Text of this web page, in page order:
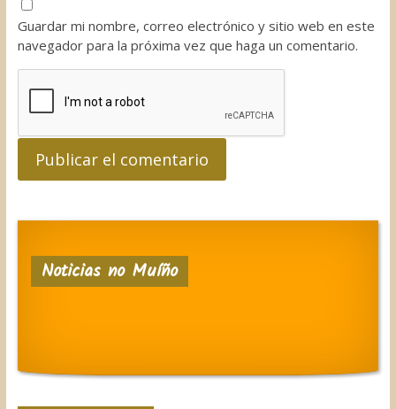
Guardar mi nombre, correo electrónico y sitio web en este
navegador para la próxima vez que haga un comentario.
Noticias no Muíño